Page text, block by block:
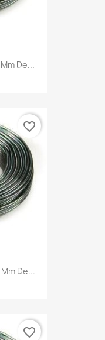
De...
De...
favorite_border
favorite_border